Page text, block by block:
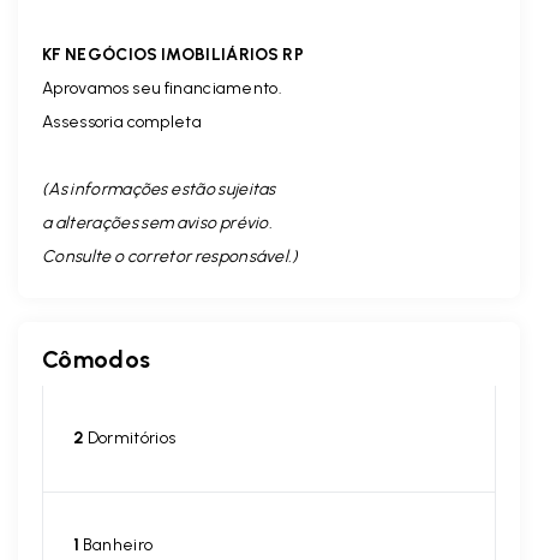
KF NEGÓCIOS IMOBILIÁRIOS RP
Aprovamos seu financiamento.
Assessoria completa
(As informações estão sujeitas
a alterações sem aviso prévio.
Consulte o corretor responsável. )
Cômodos
2 Dormitórios
1 Banheiro